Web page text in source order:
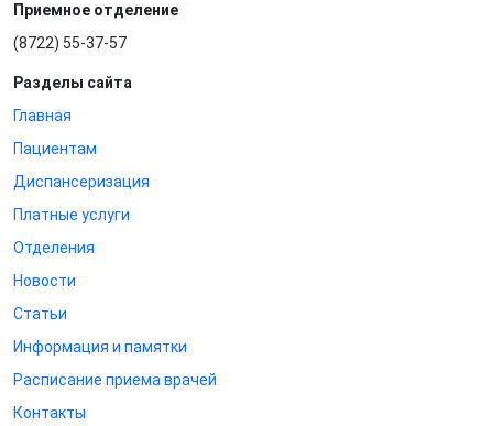
Приемное отделение
(8722) 55-37-57
Разделы сайта
Главная
Пациентам
Диспансеризация
Платные услуги
Отделения
Новости
Статьи
Информация и памятки
Расписание приема врачей
Контакты